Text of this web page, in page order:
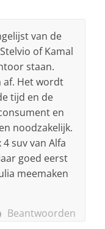
van de
of Kamal
staan.
af. Het wordt
tijd en de
en
noodzakelijk.
suv van Alfa
goed eerst
meemaken
Beantwoorden